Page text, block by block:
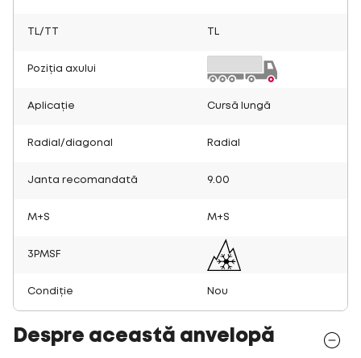
TL/TT
Poziția axului
Aplicație Cursă lungă
Radial/diagonal Radial
Janta recomandată 9.00
M+S M+S
3PMSF
Condiție Nou
Despre această anvelopă